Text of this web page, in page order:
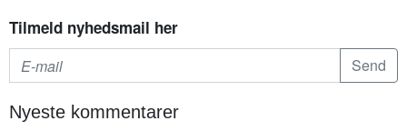
Tilmeld nyhedsmail her
Nyeste kommentarer